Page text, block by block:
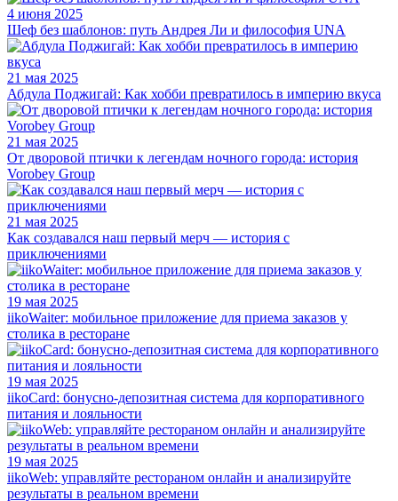
4 июня 2025
Шеф без шаблонов: путь Андрея Ли и философия UNA
21 мая 2025
Абдула Поджигай: Как хобби превратилось в империю вкуса
21 мая 2025
От дворовой птички к легендам ночного города: история
Vorobey Group
21 мая 2025
Как создавался наш первый мерч — история с
приключениями
19 мая 2025
iikoWaiter: мобильное приложение для приема заказов у
столика в ресторане
19 мая 2025
iikoCard: бонусно-депозитная система для корпоративного
питания и лояльности
19 мая 2025
iikoWeb: управляйте рестораном онлайн и анализируйте
результаты в реальном времени